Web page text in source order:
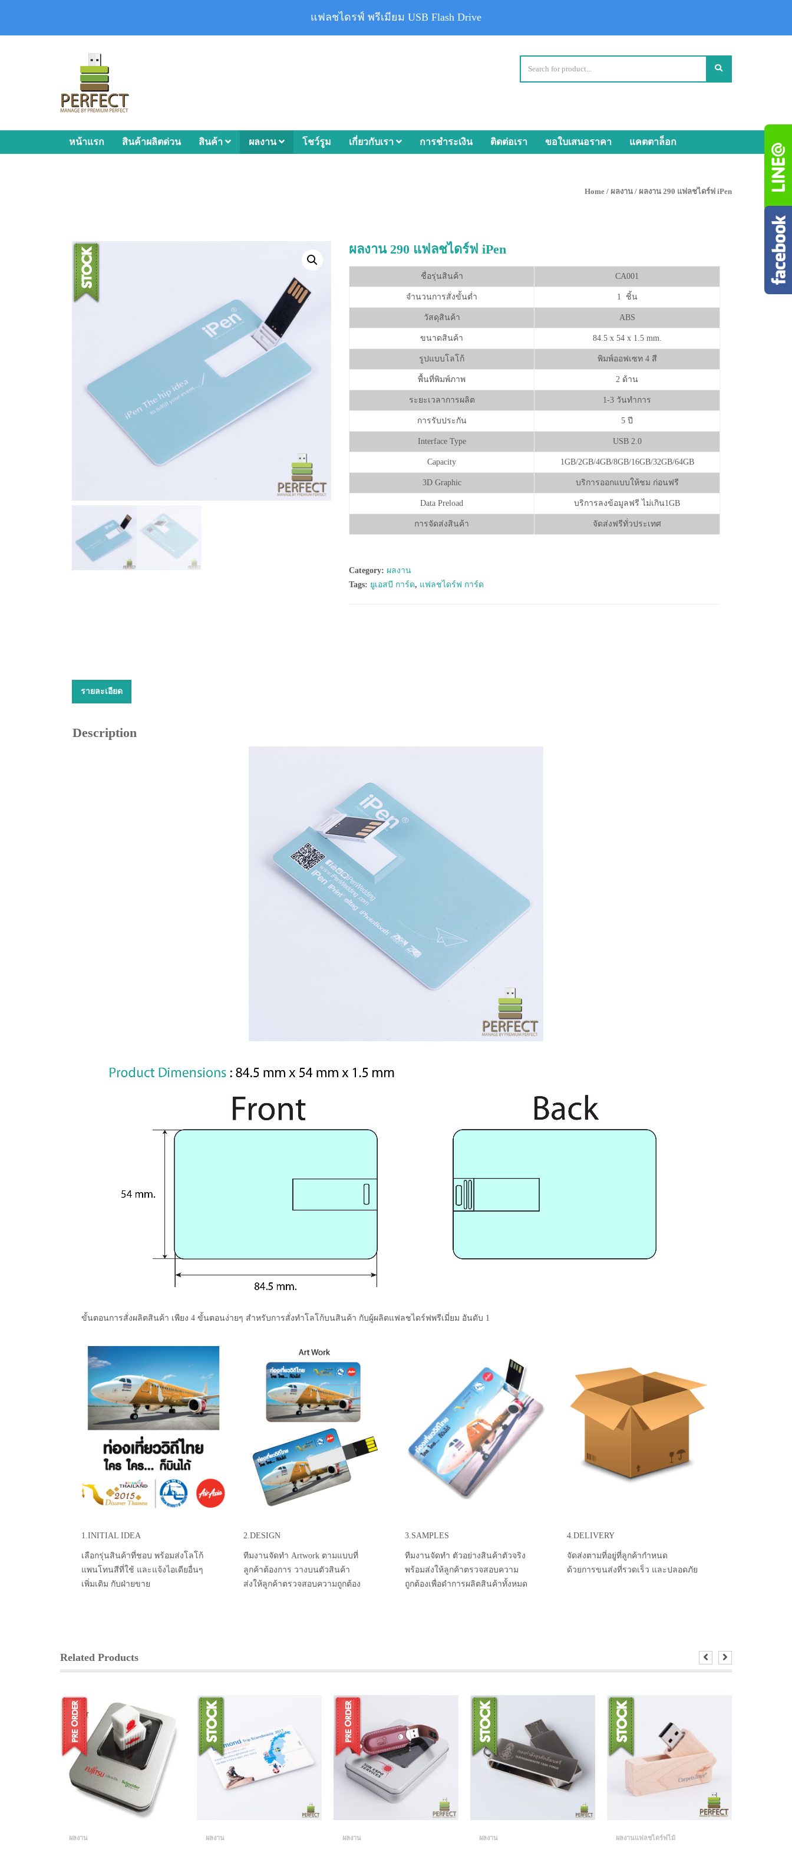
หน้าแรก สินค้าผลิตด่วน สินค้า ผลงาน โชว์รูม เกี่ยวกับเรา การชำระเงิน ติดต่อเรา ขอใบเสนอราคา แคตตาล็อก
Home / ผลงาน / ผลงาน 290 แฟลชไดร์ฟ iPen
ผลงาน 290 แฟลชไดร์ฟ iPen
ชื่อรุ่นสินค้า CA001
จำนวนการสั่งขั้นต่ำ 1 ชิ้น
วัสดุสินค้า ABS
ขนาดสินค้า 84.5 x 54 x 1.5 mm.
รูปแบบโลโก้ พิมพ์ออฟเซท 4 สี
พื้นที่พิมพ์ภาพ 2 ด้าน
ระยะเวลาการผลิต 1-3 วันทำการ
การรับประกัน 5 ปี
Interface Type USB 2.0
Capacity 1GB/2GB/4GB/8GB/16GB/32GB/64GB
3D Graphic บริการออกแบบให้ชม ก่อนฟรี
Data Preload บริการลงข้อมูลฟรี ไม่เกิน1GB
การจัดส่งสินค้า จัดส่งฟรีทั่วประเทศ
Category: ผลงาน
Tags: ยูเอสบี การ์ด, แฟลชไดร์ฟ การ์ด
รายละเอียด
Description
ขั้นตอนการสั่งผลิตสินค้า เพียง 4 ขั้นตอนง่ายๆ สำหรับการสั่งทำโลโก้บนสินค้า กับผู้ผลิตแฟลชไดร์ฟพรีเมี่ยม อันดับ 1
1.INITIAL IDEA
เลือกรุ่นสินค้าที่ชอบ พร้อมส่งโลโก้
แพนโทนสีที่ใช้ และแจ้งไอเดียอื่นๆ
เพิ่มเติม กับฝ่ายขาย
2.DESIGN
ทีมงานจัดทำ Artwork ตามแบบที่
ลูกค้าต้องการ วางบนตัวสินค้า
ส่งให้ลูกค้าตรวจสอบความถูกต้อง
3.SAMPLES
ทีมงานจัดทำ ตัวอย่างสินค้าตัวจริง
พร้อมส่งให้ลูกค้าตรวจสอบความ
ถูกต้องเพื่อดำการผลิตสินค้าทั้งหมด
4.DELIVERY
จัดส่งตามที่อยู่ที่ลูกค้ากำหนด
ด้วยการขนส่งที่รวดเร็ว และปลอดภัย
Related Products
ผลงาน ผลงาน ผลงาน ผลงาน ผลงานแฟลชไดร์ฟไม้
แฟลชไดรฟ์ พรีเมียม USB Flash Drive